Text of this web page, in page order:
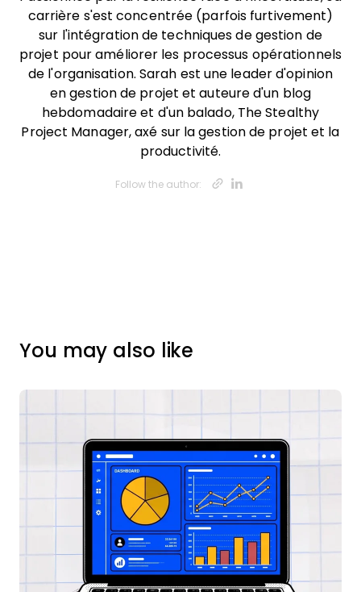
carrière s'est concentrée (parfois furtivement)
sur l'intégration de techniques de gestion de
projet pour améliorer les processus opérationnels
de l'organisation. Sarah est une leader d'opinion
en gestion de projet et auteure d'un blog
hebdomadaire et d'un balado, The Stealthy
Project Manager, axé sur la gestion de projet et la
productivité.
Follow the author: Opens new
You may also like